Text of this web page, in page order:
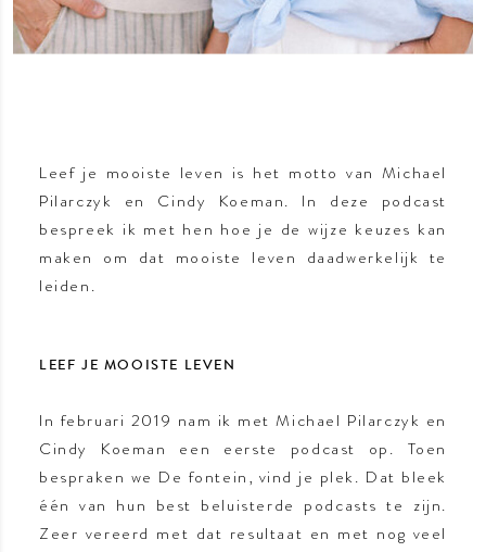
Leef je mooiste leven is het motto van Michael
Pilarczyk en Cindy Koeman. In deze podcast
bespreek ik met hen hoe je de wijze keuzes kan
maken om dat mooiste leven daadwerkelijk te
leiden.
LEEF JE MOOISTE LEVEN
In februari 2019 nam ik met Michael Pilarczyk en
Cindy Koeman een eerste podcast op. Toen
bespraken we De fontein, vind je plek. Dat bleek
één van hun best beluisterde podcasts te zijn.
Zeer vereerd met dat resultaat en met nog veel